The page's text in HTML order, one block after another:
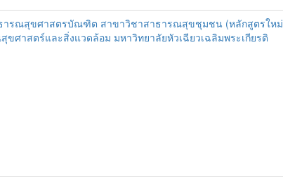
ารณสุขศาสตรบัณฑิต สาขาวิชาสาธารณสุขชุมชน (หลักสูตรใหม่
ศาสตร์และสิ่งแวดล้อม มหาวิทยาลัยหัวเฉียวเฉลิมพระเกียรติ